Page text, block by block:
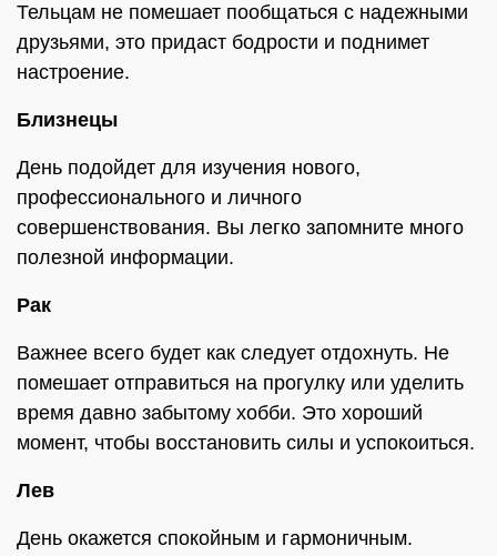
Тельцам не помешает пообщаться с надежными
друзьями, это придаст бодрости и поднимет
настроение.
Близнецы
День подойдет для изучения нового,
профессионального и личного
совершенствования. Вы легко запомните много
полезной информации.
Рак
Важнее всего будет как следует отдохнуть. Не
помешает отправиться на прогулку или уделить
время давно забытому хобби. Это хороший
момент, чтобы восстановить силы и успокоиться.
Лев
День окажется спокойным и гармоничным.